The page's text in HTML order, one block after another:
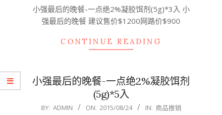
16
小强最后的晚餐-一点绝2%凝胶饵剂(5g)*3入 小
强最后的晚餐 建议售价$1200网路价$900
CONTINUE READING
小强最后的晚餐-一点绝2%凝胶饵剂
(5g)*5入
2015-
BY: ADMIN ON: 2015/08/24 IN: 商品推销